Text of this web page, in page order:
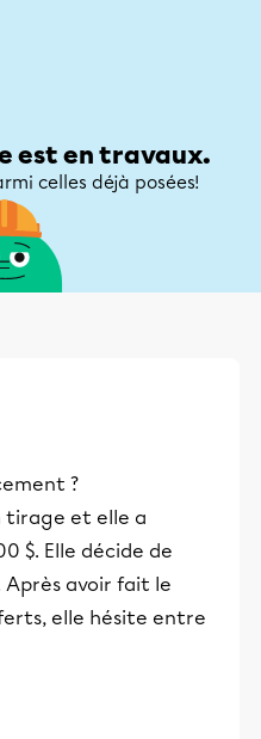
est en travaux.
celles déjà posées!
?
tirage et elle a
$. Elle décide de
avoir fait le
elle hésite entre